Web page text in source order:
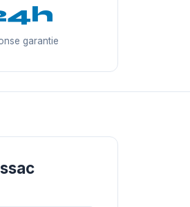
garantie